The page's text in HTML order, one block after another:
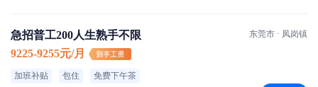
急招普工200人生熟手不限
9225-9255元/月
加班补贴 包住 免费下午茶
东莞市 · 凤岗镇